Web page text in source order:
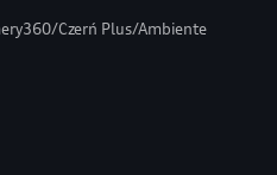
Czerń Plus/Ambiente